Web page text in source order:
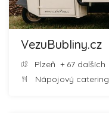
VezuBubliny.cz
Plzeň + 67 dalších
Nápojový catering